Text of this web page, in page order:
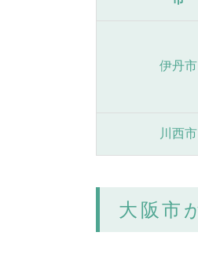
伊丹市
川西市
大阪市